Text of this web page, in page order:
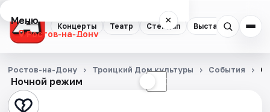
Концерты Театр Стендап Выставки
Меню ×
Ростов-на-Дону
Концерты
Театр
Ночной режим ☾
Ростов-на-Дону Троицкий Дом культуры События